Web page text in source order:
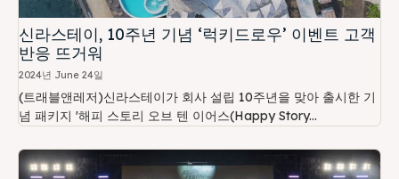
신라스테이, 10주년 기념 ‘럭키드로우’ 이벤트 고객
반응 뜨거워
2024년 June 24일
(트래블앤레저)신라스테이가 회사 설립 10주년을 맞아 출시한 기
념 패키지 '해피 스토리 오브 텐 이어스(Happy Story...